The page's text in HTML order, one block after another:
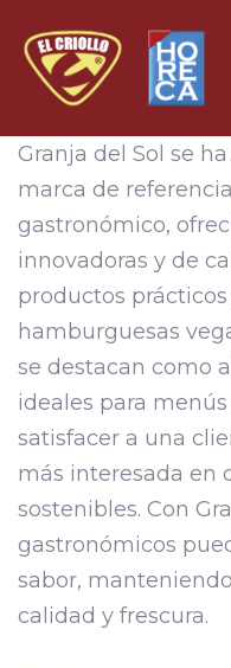
links
primary
Skip
to
content
Granja del Sol se
marca de
gastronómico,
innovadoras y de
productos prácticos
hamburguesas
se destacan como
ideales para
satisfacer a una
más interesada en
sostenibles. Con
gastronómicos
sabor,
calidad y frescura.